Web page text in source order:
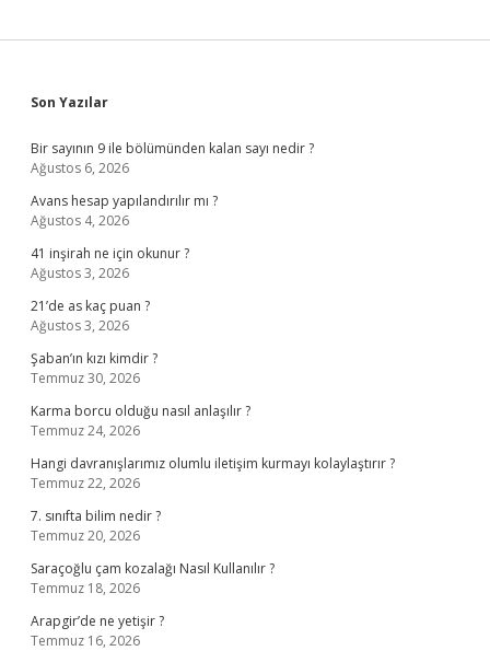
Sidebar
Son Yazılar
Bir sayının 9 ile bölümünden kalan sayı nedir ?
Ağustos 6, 2026
Avans hesap yapılandırılır mı ?
Ağustos 4, 2026
41 inşirah ne için okunur ?
Ağustos 3, 2026
21’de as kaç puan ?
Ağustos 3, 2026
Şaban’ın kızı kimdir ?
Temmuz 30, 2026
Karma borcu olduğu nasıl anlaşılır ?
Temmuz 24, 2026
Hangi davranışlarımız olumlu iletişim kurmayı kolaylaştırır ?
Temmuz 22, 2026
7. sınıfta bilim nedir ?
Temmuz 20, 2026
Saraçoğlu çam kozalağı Nasıl Kullanılır ?
Temmuz 18, 2026
Arapgir’de ne yetişir ?
Temmuz 16, 2026